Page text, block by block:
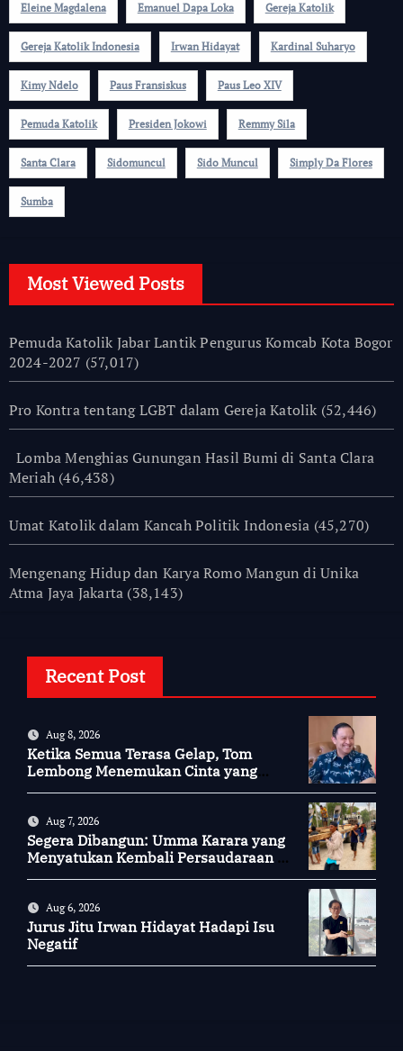
Eleine Magdalena Emanuel Dapa Loka Gereja Katolik
Gereja Katolik Indonesia Irwan Hidayat Kardinal Suharyo
Kimy Ndelo Paus Fransiskus Paus Leo XIV
Pemuda Katolik Presiden Jokowi Remmy Sila
Santa Clara Sidomuncul Sido Muncul Simply Da Flores
Sumba
Most Viewed Posts
Pemuda Katolik Jabar Lantik Pengurus Komcab Kota Bogor
2024-2027 (57,017)
Pro Kontra tentang LGBT dalam Gereja Katolik (52,446)
Lomba Menghias Gunungan Hasil Bumi di Santa Clara
Meriah (46,438)
Umat Katolik dalam Kancah Politik Indonesia (45,270)
Mengenang Hidup dan Karya Romo Mangun di Unika
Atma Jaya Jakarta (38,143)
Recent Post
Aug 8, 2026
Ketika Semua Terasa Gelap, Tom
Lembong Menemukan Cinta yang
Aug 7, 2026
Segera Dibangun: Umma Karara yang
Menyatukan Kembali Persaudaraan di
Aug 6, 2026
Jurus Jitu Irwan Hidayat Hadapi Isu
Negatif